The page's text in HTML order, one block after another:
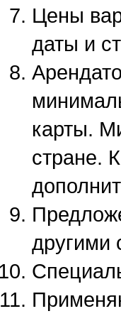
Цены
даты и
карты.
стране.
другими